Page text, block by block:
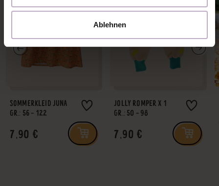
Ablehnen
SOMMERKLEID JUNA
GR.: 56 - 122
7,90 €
JOLLY ROMPER X 1
GR.: 50 - 98
7,90 €